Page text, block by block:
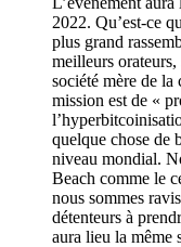
2022. Qu’est-ce
plus grand
meilleurs
société mère de
mission est de «
quelque chose de
niveau mondial.
Beach comme le
nous sommes
détenteurs à
aura lieu la même